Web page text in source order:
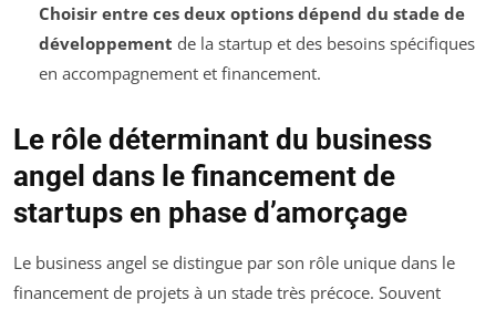
Choisir entre ces deux options dépend du stade de
développement de la startup et des besoins spécifiques
en accompagnement et financement.
Le rôle déterminant du business
angel dans le financement de
startups en phase d’amorçage
Le business angel se distingue par son rôle unique dans le
financement de projets à un stade très précoce. Souvent